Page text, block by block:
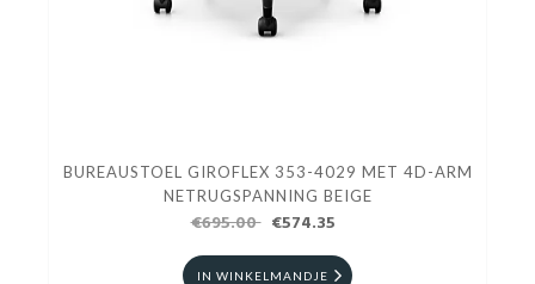
BUREAUSTOEL GIROFLEX 353-4029 MET 4D-ARM
NETRUGSPANNING BEIGE
€695.00 €574.35
IN WINKELMANDJE